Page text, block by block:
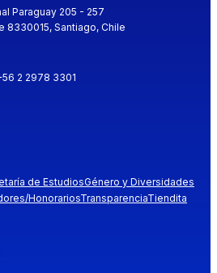
Paraguay 205 - 257
8330015, Santiago, Chile
2 2978 3301
de EstudiosGénero y Diversidades
HonorariosTransparenciaTiendita